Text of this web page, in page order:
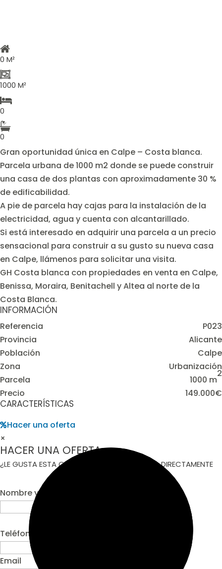
0 M²
1000 M²
0
0
Gran oportunidad única en Calpe – Costa blanca.
Parcela urbana de 1000 m2 donde se puede construir
una casa de dos plantas con aproximadamente 30 %
de edificabilidad.
A pie de parcela hay cajas para la instalación de la
electricidad, agua y cuenta con alcantarillado.
Si está interesado en adquirir una parcela a un precio
sensacional para construir a su gusto su nueva casa
en Calpe, llámenos para solicitar una visita.
GH Costa blanca con propiedades en venta en Calpe,
Benissa, Moraira, Benitachell y Altea al norte de la
Costa Blanca.
INFORMACIÓN
Referencia
P023
Provincia
Alicante
Población
Calpe
Zona
Urbanización
Parcela
1000 m
2
Precio
149.000€
CARACTERÍSTICAS
Hacer una oferta
×
HACER UNA OFERTA
¿LE GUSTA ESTA CASA? CONCRETE UNA CITA DIRECTAMENTE
Nombre y apellidos*
Teléfono*
Email